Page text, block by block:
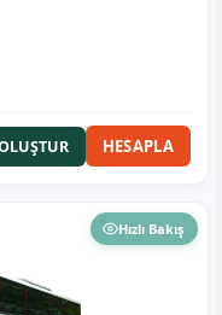
HESAPLA
Hızlı Bakış